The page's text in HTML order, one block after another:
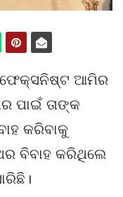
ଆମିର
ପାଇଁ ତାଙ୍କ
କରିବାକୁ
ବିବାହ କରିଥିଲେ